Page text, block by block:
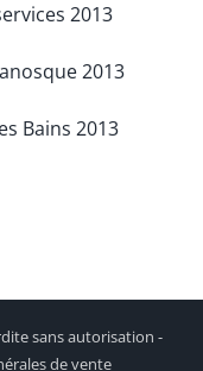
2013
2013
Bains 2013
sans autorisation -
de vente